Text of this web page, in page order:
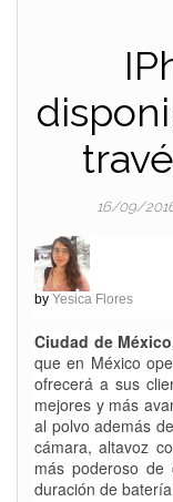
16/09/
by Yesica Flores
Ciudad de
que en México
ofrecerá a sus
mejores y más
al polvo además
cámara, altavoz
más poderoso de
duración de